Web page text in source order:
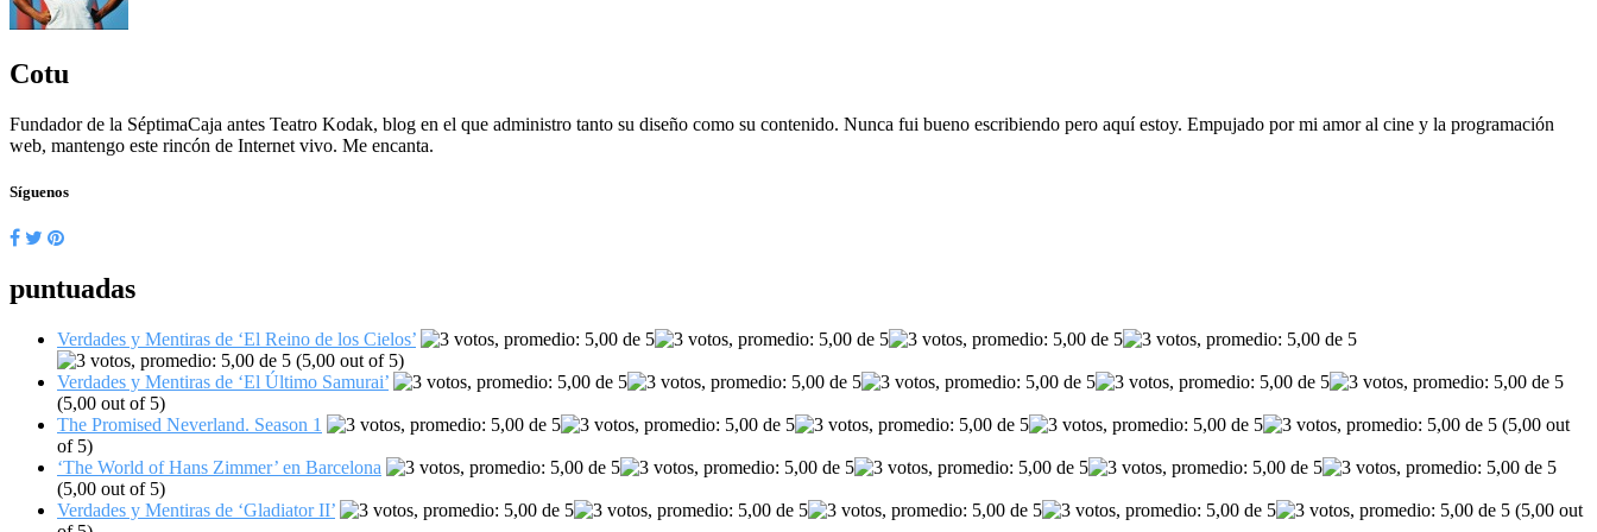
Cotu
Fundador de la SéptimaCaja antes Teatro Kodak, blog en el que administro tanto su diseño como su contenido. Nunca fui bueno escribiendo pero aquí estoy. Empujado por mi amor al cine y la programación
web, mantengo este rincón de Internet vivo. Me encanta.
Síguenos
puntuadas
Verdades y Mentiras de ‘El Reino de los Cielos’
(5,00 out of 5)
Verdades y Mentiras de ‘El Último Samurai’
(5,00 out of 5)
The Promised Neverland. Season 1
(5,00 out
of 5)
‘The World of Hans Zimmer’ en Barcelona
(5,00 out of 5)
Verdades y Mentiras de ‘Gladiator II’
(5,00 out